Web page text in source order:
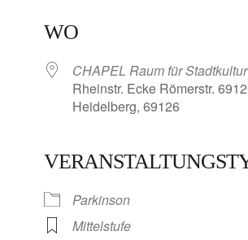
iCalendar
WO
CHAPEL Raum für Stadtkultur
Rheinstr. Ecke Römerstr.
Heidelberg, 69126
Parkinson
Mittelstufe